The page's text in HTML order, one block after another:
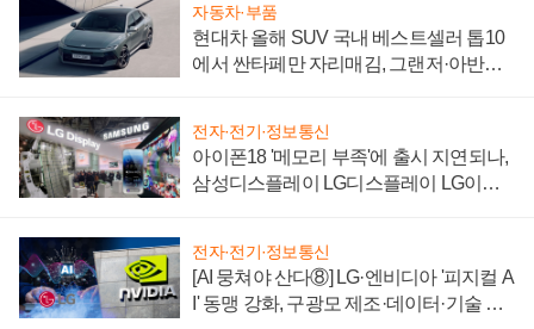
자동차·부품
현대차 올해 SUV 국내 베스트셀러 톱10
에서 싼타페만 자리매김, 그랜저·아반떼
전자·전기·정보통신
아이폰18 '메모리 부족'에 출시 지연되나,
삼성디스플레이 LG디스플레이 LG이노
전자·전기·정보통신
[AI 뭉쳐야 산다⑧] LG·엔비디아 '피지컬 A
I' 동맹 강화, 구광모 제조·데이터·기술 결